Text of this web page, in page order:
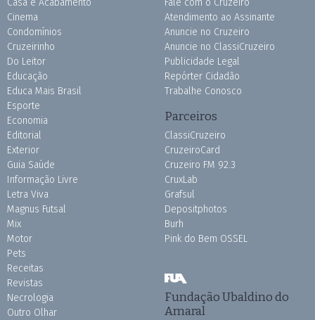
Casa e Acabamento
Cinema
Condomínios
Cruzeirinho
Do Leitor
Educação
Educa Mais Brasil
Esporte
Economia
Editorial
Exterior
Guia Saúde
Informação Livre
Letra Viva
Magnus Futsal
Mix
Motor
Pets
Receitas
Revistas
Necrologia
Outro Olhar
Fale com o Cruzeiro
Atendimento ao Assinante
Anuncie no Cruzeiro
Anuncie no ClassiCruzeiro
Publicidade Legal
Repórter Cidadão
Trabalhe Conosco
Parceiros
ClassiCruzeiro
CruzeiroCard
Cruzeiro FM 92.3
CruxLab
Grafsul
Depositphotos
Burh
Pink do Bem OSSEL
Fundação Ubaldino do
Amaral